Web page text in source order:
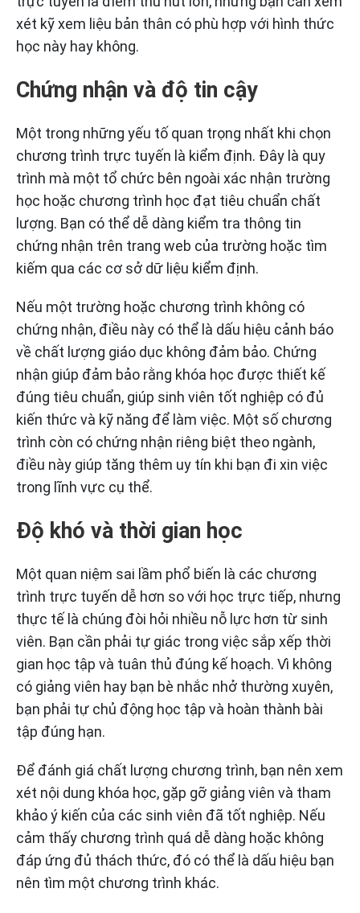
xét kỹ xem liệu bản thân có phù hợp với hình thức
học này hay không.
Chứng nhận và độ tin cậy
Một trong những yếu tố quan trọng nhất khi chọn
chương trình trực tuyến là kiểm định. Đây là quy
trình mà một tổ chức bên ngoài xác nhận trường
học hoặc chương trình học đạt tiêu chuẩn chất
lượng. Bạn có thể dễ dàng kiểm tra thông tin
chứng nhận trên trang web của trường hoặc tìm
kiếm qua các cơ sở dữ liệu kiểm định.
Nếu một trường hoặc chương trình không có
chứng nhận, điều này có thể là dấu hiệu cảnh báo
về chất lượng giáo dục không đảm bảo. Chứng
nhận giúp đảm bảo rằng khóa học được thiết kế
đúng tiêu chuẩn, giúp sinh viên tốt nghiệp có đủ
kiến thức và kỹ năng để làm việc. Một số chương
trình còn có chứng nhận riêng biệt theo ngành,
điều này giúp tăng thêm uy tín khi bạn đi xin việc
trong lĩnh vực cụ thể.
Độ khó và thời gian học
Một quan niệm sai lầm phổ biến là các chương
trình trực tuyến dễ hơn so với học trực tiếp, nhưng
thực tế là chúng đòi hỏi nhiều nỗ lực hơn từ sinh
viên. Bạn cần phải tự giác trong việc sắp xếp thời
gian học tập và tuân thủ đúng kế hoạch. Vì không
có giảng viên hay bạn bè nhắc nhở thường xuyên,
bạn phải tự chủ động học tập và hoàn thành bài
tập đúng hạn.
Để đánh giá chất lượng chương trình, bạn nên xem
xét nội dung khóa học, gặp gỡ giảng viên và tham
khảo ý kiến của các sinh viên đã tốt nghiệp. Nếu
cảm thấy chương trình quá dễ dàng hoặc không
đáp ứng đủ thách thức, đó có thể là dấu hiệu bạn
nên tìm một chương trình khác.